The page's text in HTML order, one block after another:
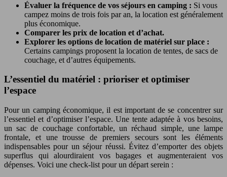
Évaluer la fréquence de vos séjours en camping : Si vous
campez moins de trois fois par an, la location est généralement
plus économique.
Comparer les prix de location et d’achat.
Explorer les options de location de matériel sur place :
Certains campings proposent la location de tentes, de sacs de
couchage, et d’autres équipements.
L’essentiel du matériel : prioriser et optimiser
l’espace
Pour un camping économique, il est important de se concentrer sur
l’essentiel et d’optimiser l’espace. Une tente adaptée à vos besoins,
un sac de couchage confortable, un réchaud simple, une lampe
frontale, et une trousse de premiers secours sont les éléments
indispensables pour un séjour réussi. Évitez d’emporter des objets
superflus qui alourdiraient vos bagages et augmenteraient vos
dépenses. Voici une check-list pour un départ serein :